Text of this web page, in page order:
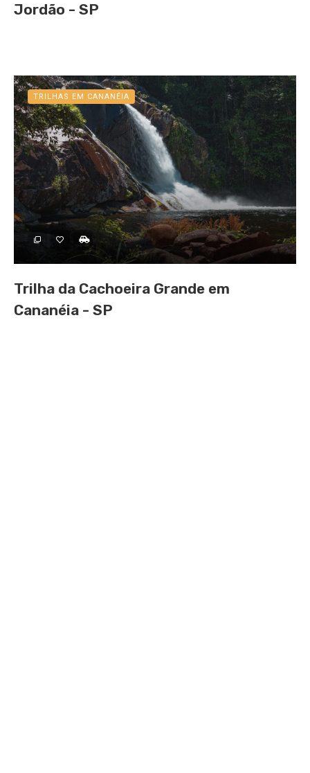
Jordão - SP
TRILHAS EM CANANÉIA
Trilha da Cachoeira Grande em
Cananéia - SP